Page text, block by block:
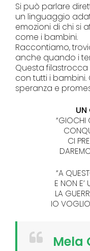
Si può parlare
un linguaggio
emozioni di chi si
come i bambini.
Raccontiamo,
anche quando i
Questa
con tutti i
speranza e
UN
“GIOCHI
CI
“A
E NON
LA
IO
Mela